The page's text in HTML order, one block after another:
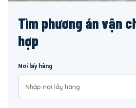
Tìm phương án vận
hợp
Nơi lấy hàng